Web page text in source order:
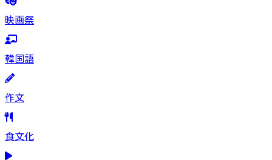
映画祭
韓国語
作文
食文化